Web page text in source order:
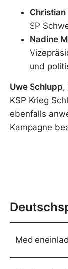
Christian
SP
Nadine
und
Uwe Schlupp,
KSP Krieg
ebenfalls
Kampagne